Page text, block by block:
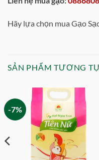
Hãy lựa chọn mua Gạo
SẢN PHẨM TƯƠNG
-7%